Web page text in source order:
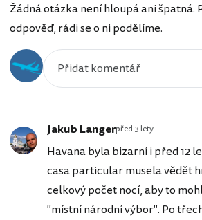
Žádná otázka není hloupá ani špatná.
odpověď, rádi se o ni podělíme.
Jakub Langerpřed 3 lety
Havana byla bizarní i před 12
casa particular musela vědět
celkový počet nocí, aby to
"místní národní výbor". Po